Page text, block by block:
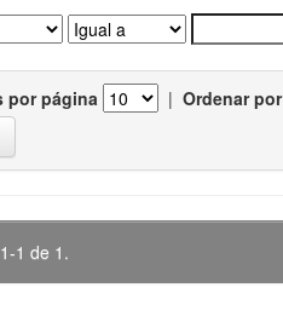
por página | Ordenar por
1 de 1.